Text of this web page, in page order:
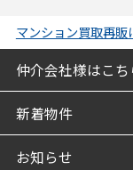
マンション買取再
仲介会社様はこち
新着物件
お知らせ